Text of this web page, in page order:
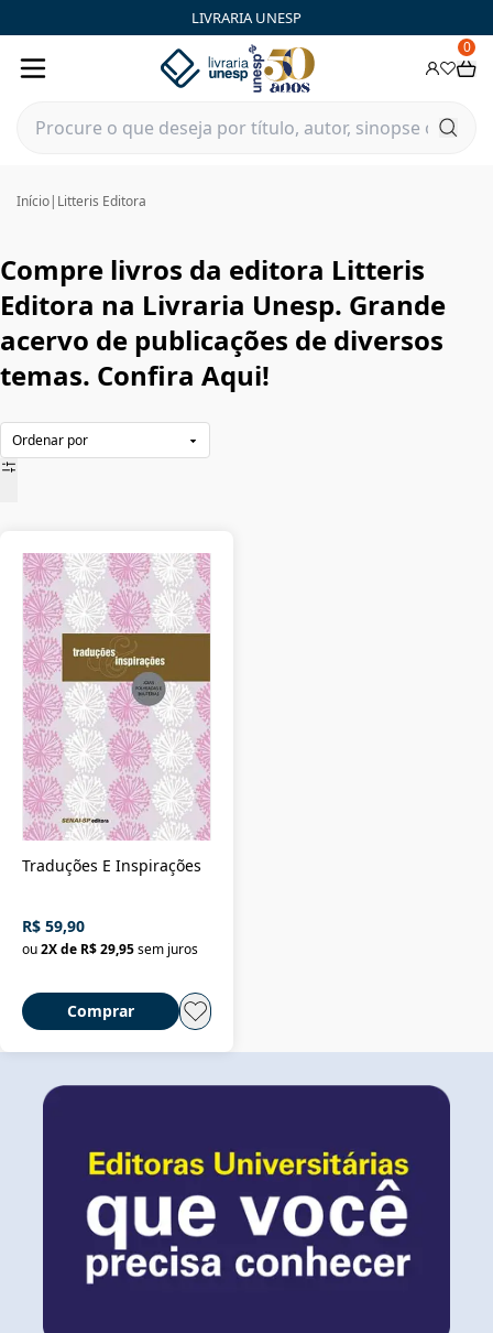
LIVRARIA UNESP
0
Início| Litteris Editora
Compre livros da editora Litteris
Editora na Livraria Unesp. Grande
acervo de publicações de diversos
temas. Confira Aqui!
Traduções E Inspirações
R$ 59,90
ou2X de R$ 29,95sem juros
Comprar
Litteris Editora|Livraria Unesp | FastStore PLP